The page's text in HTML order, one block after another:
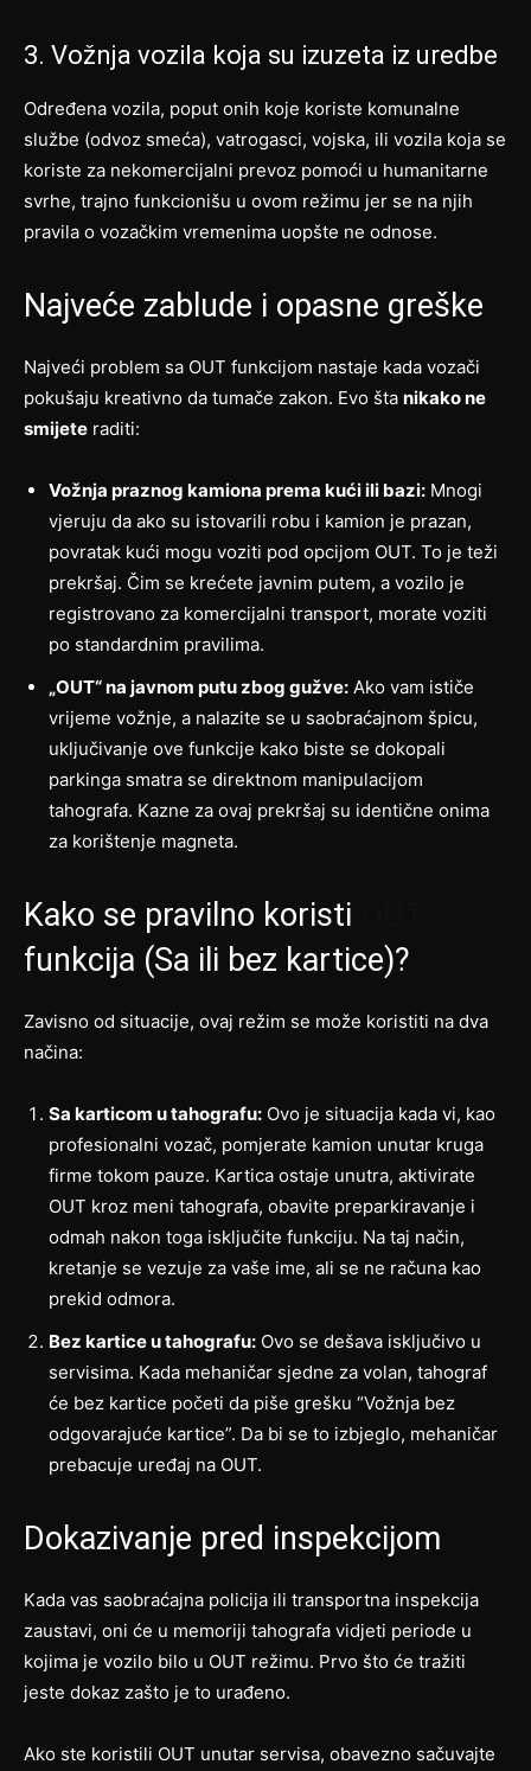
3. Vožnja vozila koja su izuzeta iz uredbe
Određena vozila, poput onih koje koriste komunalne
službe (odvoz smeća), vatrogasci, vojska, ili vozila koja se
koriste za nekomercijalni prevoz pomoći u humanitarne
svrhe, trajno funkcionišu u ovom režimu jer se na njih
pravila o vozačkim vremenima uopšte ne odnose.
Najveće zablude i opasne greške
Najveći problem sa OUT funkcijom nastaje kada vozači
pokušaju kreativno da tumače zakon. Evo šta nikako ne
smijete raditi:
Vožnja praznog kamiona prema kući ili bazi: Mnogi
vjeruju da ako su istovarili robu i kamion je prazan,
povratak kući mogu voziti pod opcijom OUT. To je teži
prekršaj. Čim se krećete javnim putem, a vozilo je
registrovano za komercijalni transport, morate voziti
po standardnim pravilima.
„OUT“ na javnom putu zbog gužve: Ako vam ističe
vrijeme vožnje, a nalazite se u saobraćajnom špicu,
uključivanje ove funkcije kako biste se dokopali
parkinga smatra se direktnom manipulacijom
tahografa. Kazne za ovaj prekršaj su identične onima
za korištenje magneta.
Kako se pravilno koristi
funkcija (Sa ili bez kartice)?
Zavisno od situacije, ovaj režim se može koristiti na dva
načina:
Sa karticom u tahografu: Ovo je situacija kada vi, kao
profesionalni vozač, pomjerate kamion unutar kruga
firme tokom pauze. Kartica ostaje unutra, aktivirate
OUT kroz meni tahografa, obavite preparkiravanje i
odmah nakon toga isključite funkciju. Na taj način,
kretanje se vezuje za vaše ime, ali se ne računa kao
prekid odmora.
Bez kartice u tahografu: Ovo se dešava isključivo u
servisima. Kada mehaničar sjedne za volan, tahograf
će bez kartice početi da piše grešku “Vožnja bez
odgovarajuće kartice”. Da bi se to izbjeglo, mehaničar
prebacuje uređaj na OUT.
Dokazivanje pred inspekcijom
Kada vas saobraćajna policija ili transportna inspekcija
zaustavi, oni će u memoriji tahografa vidjeti periode u
kojima je vozilo bilo u OUT režimu. Prvo što će tražiti
jeste dokaz zašto je to urađeno.
Ako ste koristili OUT unutar servisa, obavezno sačuvajte